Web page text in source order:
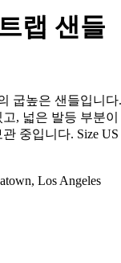
랩 샌들
굽높은 샌들입니
, 넓은 발등 부분
중입니다. Size US
Los Angeles